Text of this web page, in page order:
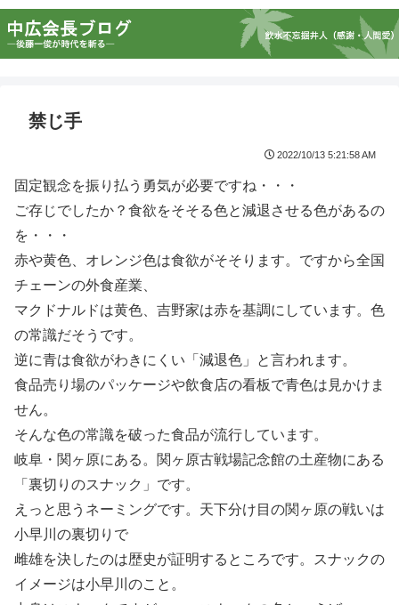
禁じ手
2022/10/13 5:21:58 AM
固定観念を振り払う勇気が必要ですね・・・
ご存じでしたか？食欲をそそる色と減退させる色があるの
を・・・
赤や黄色、オレンジ色は食欲がそそります。ですから全国
チェーンの外食産業、
マクドナルドは黄色、吉野家は赤を基調にしています。色
の常識だそうです。
逆に青は食欲がわきにくい「減退色」と言われます。
食品売り場のパッケージや飲食店の看板で青色は見かけま
せん。
そんな色の常識を破った食品が流行しています。
岐阜・関ヶ原にある。関ヶ原古戦場記念館の土産物にある
「裏切りのスナック」です。
えっと思うネーミングです。天下分け目の関ヶ原の戦いは
小早川の裏切りで
雌雄を決したのは歴史が証明するところです。スナックの
イメージは小早川のこと。